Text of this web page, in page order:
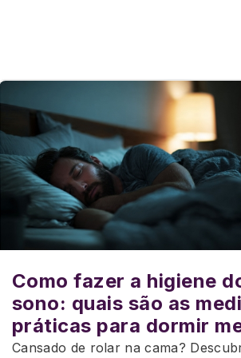
Como fazer a higiene
sono: quais são as
práticas para dormir
Cansado de rolar na cama?